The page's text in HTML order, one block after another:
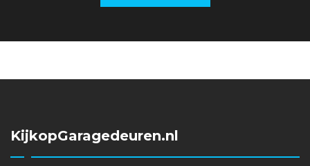
KijkopGaragedeuren.nl